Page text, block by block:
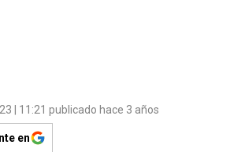
| 11:21 publicado hace 3 años
en